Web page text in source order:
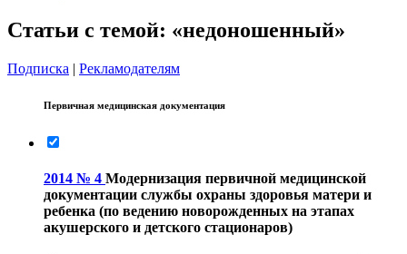
Статьи с темой: «недоношенный»
Подписка | Рекламодателям
Первичная медицинская документация
2014 № 4 Модернизация первичной медицинской
документации службы охраны здоровья матери и
ребенка (по ведению новорожденных на этапах
акушерского и детского стационаров)